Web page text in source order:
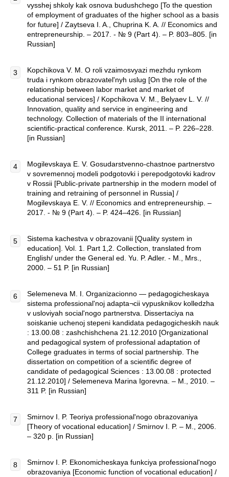
vysshej shkoly kak osnova budushchego [To the question
of employment of graduates of the higher school as a basis
for future] / Zaytseva I. A., Chuprina K. A. // Economics and
entrepreneurship. – 2017. - № 9 (Part 4). – P. 803–805. [in
Russian]
Kopchikova V. M. O roli vzaimosvyazi mezhdu rynkom
truda i rynkom obrazovatel'nyh uslug [On the role of the
relationship between labor market and market of
educational services] / Kopchikova V. M., Belyaev L. V. //
Innovation, quality and service in engineering and
technology. Collection of materials of the II international
scientific-practical conference. Kursk, 2011. – P. 226–228.
[in Russian]
Mogilevskaya E. V. Gosudarstvenno-chastnoe partnerstvo
v sovremennoj modeli podgotovki i perepodgotovki kadrov
v Rossii [Public-private partnership in the modern model of
training and retraining of personnel in Russia] /
Mogilevskaya E. V. // Economics and entrepreneurship. –
2017. - № 9 (Part 4). – P. 424–426. [in Russian]
Sistema kachestva v obrazovanii [Quality system in
education]. Vol. 1. Part 1,2. Collection, translated from
English/ under the General ed. Yu. P. Adler. - M., Mrs.,
2000. – 51 P. [in Russian]
Selemeneva M. I. Organizacionno — pedagogicheskaya
sistema professional'noj adapta¬cii vypusknikov kolledzha
v usloviyah social'nogo partnerstva. Dissertaciya na
soiskanie uchenoj stepeni kandidata pedagogicheskih nauk
: 13.00.08 : zashchishchena 21.12.2010 [Organizational
and pedagogical system of professional adaptation of
College graduates in terms of social partnership. The
dissertation on competition of a scientific degree of
candidate of pedagogical Sciences : 13.00.08 : protected
21.12.2010] / Selemeneva Marina Igorevna. – M., 2010. –
311 P. [in Russian]
Smirnov I. P. Teoriya professional'nogo obrazovaniya
[Theory of vocational education] / Smirnov I. P. – M., 2006.
– 320 p. [in Russian]
Smirnov I. P. Ekonomicheskaya funkciya professional'nogo
obrazovaniya [Economic function of vocational education] /